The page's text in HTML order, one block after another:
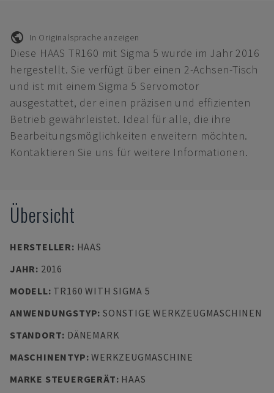
In Originalsprache anzeigen
Diese HAAS TR160 mit Sigma 5 wurde im Jahr 2016
hergestellt. Sie verfügt über einen 2-Achsen-Tisch
und ist mit einem Sigma 5 Servomotor
ausgestattet, der einen präzisen und effizienten
Betrieb gewährleistet. Ideal für alle, die ihre
Bearbeitungsmöglichkeiten erweitern möchten.
Kontaktieren Sie uns für weitere Informationen.
Übersicht
HERSTELLER: HAAS
JAHR: 2016
MODELL: TR160 WITH SIGMA 5
ANWENDUNGSTYP: SONSTIGE WERKZEUGMASCHINEN
STANDORT: DÄNEMARK
MASCHINENTYP:WERKZEUGMASCHINE
MARKE STEUERGERÄT: HAAS